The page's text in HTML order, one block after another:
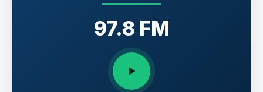
97.8 FM